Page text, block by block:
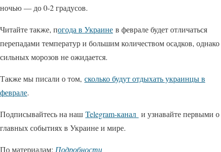
ночью — до 0-2 градусов.
Читайте также, погода в Украине в феврале будет отличаться
перепадами температур и большим количеством осадков, однако
сильных морозов не ожидается.
Также мы писали о том, сколько будут отдыхать украинцы в
феврале.
Подписывайтесь на наш Telegram-канал и узнавайте первыми о
главных событиях в Украине и мире.
По материалам: Подробности